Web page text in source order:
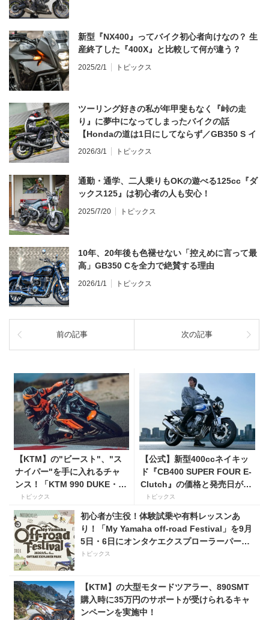
新型『NX400』ってバイク初心者向けなの？ 生
産終了した『400X』と比較して何が違う？
2025/2/1 トピックス
ツーリング好きの私が年甲斐もなく『峠の走
り』に夢中になってしまったバイクの話
【Hondaの道は1日にしてならず／GB350 S イ
ンプレ・レビュー 前編】
2026/3/1 トピックス
通勤・通学、二人乗りもOKの遊べる125cc『ダ
ックス125』は初心者の人も安心！
2025/7/20 トピックス
10年、20年後も色褪せない「控えめに言って最
高」GB350 Cを全力で絶賛する理由
2026/1/1 トピックス
前の記事 次の記事
【KTM】の"ビースト"、"ス
ナイパー"を手に入れるチャ
ンス！「KTM 990 DUKE・
KTM 1390 SUPER DUKE R
EVO 購入サポートキャンペー
ン」
トピックス
【公式】新型400ccネイキッ
ド『CB400 SUPER FOUR E-
Clutch』の価格と発売日が決
定！ シリーズ最高58馬力＆
14kgもの軽量化!? 完全に
「旧CB400SF」を超えた!?
【Honda2026新車ニュース】
トピックス
初心者が主役！体験試乗や有料レッスンあ
り！「My Yamaha off-road Festival」を9月
5日・6日にオンタケエクスプローラーパーク
で実施！
トピックス
【KTM】の大型モタードツアラー、890SMT
購入時に35万円のサポートが受けられるキャ
ンペーンを実施中！